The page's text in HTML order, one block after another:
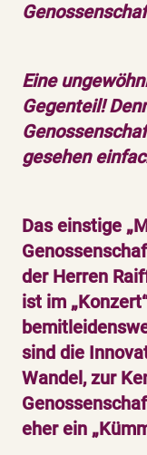
Eine
Gegenteil!
gesehen
Das einstige
der Herren
ist im
sind die
Wandel, zur
eher ein